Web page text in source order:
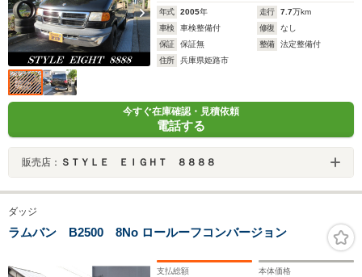
年式 2005年 走行 7.7万km
車検
車検整備付 修復
なし
保証
保証無 整備
法定整備付
住所
兵庫県姫路市
今すぐ在庫確認・見積依頼
電話する
販売店： ＳＴＹＬＥ ＥＩＧＨＴ ８８８８
ダッジ
ラムバン B2500 8No ロールーフコンバージョン
支払総額 本体価格